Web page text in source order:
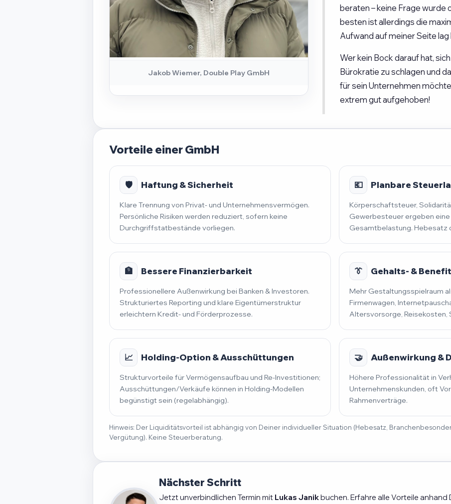
Jakob Wiemer, Double Play GmbH
beraten – keine Frage wurde
besten ist allerdings die
Aufwand auf meiner Seite lag
Wer kein Bock darauf hat,
Bürokratie zu schlagen und
für sein Unternehmen
extrem gut aufgehoben!
Vorteile einer GmbH
🛡️ Haftung & Sicherheit
Klare Trennung von Privat- und Unternehmensvermögen.
Persönliche Risiken werden reduziert, sofern keine
Durchgriffstatbestände vorliegen.
💶 Planbare
Körperschaftsteuer,
Gewerbesteuer ergeben
Gesamtbelastung. Hebesatz
🏦 Bessere Finanzierbarkeit
Professionellere Außenwirkung bei Banken & Investoren.
Strukturiertes Reporting und klare Eigentümerstruktur
erleichtern Kredit- und Förderprozesse.
👔 Gehalts- &
Mehr Gestaltungsspielraum
Firmenwagen,
Altersvorsorge, Reisekosten,
📈 Holding-Option & Ausschüttungen
Strukturvorteile für Vermögensaufbau und Re-Investitionen;
Ausschüttungen/Verkäufe können in Holding-Modellen
begünstigt sein (regelabhängig).
🤝 Außenwirkung &
Höhere Professionalität in
Unternehmenskunden, oft
Rahmenverträge.
Hinweis: Der Liquiditätsvorteil ist abhängig von Deiner individueller Situation (Hebesatz,
Vergütung). Keine Steuerberatung.
Nächster Schritt
Jetzt unverbindlichen Termin mit Lukas Janikbuchen. Erfahre alle Vorteile anhand